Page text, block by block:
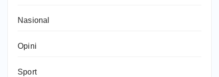
Nasional
Opini
Sport